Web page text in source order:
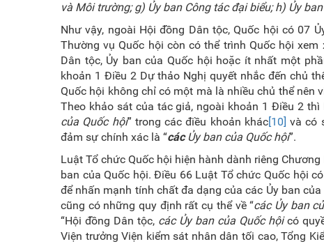
và Môi trường; g) Ủy ban Công tác đại biểu; h) Ủy
Như vậy, ngoài Hội đồng Dân tộc, Quốc hội có 07
Thường vụ Quốc hội còn có thể trình Quốc hội
Dân tộc, Ủy ban của Quốc hội hoặc ít nhất một
khoản 1 Điều 2 Dự thảo Nghị quyết nhắc đến chủ
Quốc hội không chỉ có một mà là nhiều chủ thể nên
Theo khảo sát của tác giả, ngoài khoản 1 Điều 2
của Quốc hội” trong các điều khoản khác[10] và có
đảm sự chính xác là “cácỦy ban của Quốc hội”.
Luật Tổ chức Quốc hội hiện hành dành riêng Chương
ban của Quốc hội. Điều 66 Luật Tổ chức Quốc hội
để nhấn mạnh tính chất đa dạng của các Ủy ban
cũng có những quy định rất cụ thể về “các Ủy ban
“Hội đồng Dân tộc, các Ủy ban của Quốc hộicó
Viện trưởng Viện kiểm sát nhân dân tối cao, Tổng